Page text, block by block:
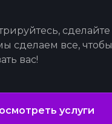
сделайте
сделаем все, чтобы
вас!
услуги